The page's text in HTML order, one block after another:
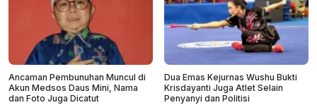
Ancaman Pembunuhan Muncul di
Akun Medsos Daus Mini, Nama
dan Foto Juga Dicatut
Dua Emas Kejurnas Wushu Bukti
Krisdayanti Juga Atlet Selain
Penyanyi dan Politisi